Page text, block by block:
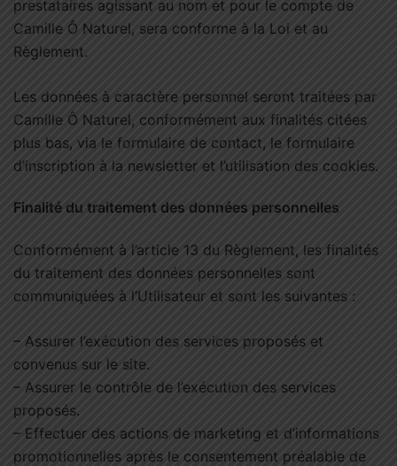
prestataires agissant au nom et pour le compte de
Camille Ô Naturel, sera conforme à la Loi et au
Règlement.
Les données à caractère personnel seront traitées par
Camille Ô Naturel, conformément aux finalités citées
plus bas, via le formulaire de contact, le formulaire
d’inscription à la newsletter et l’utilisation des cookies.
Finalité du traitement des données personnelles
Conformément à l’article 13 du Règlement, les finalités
du traitement des données personnelles sont
communiquées à l’Utilisateur et sont les suivantes :
– Assurer l’exécution des services proposés et
convenus sur le site.
– Assurer le contrôle de l’exécution des services
proposés.
– Effectuer des actions de marketing et d’informations
promotionnelles après le consentement préalable de